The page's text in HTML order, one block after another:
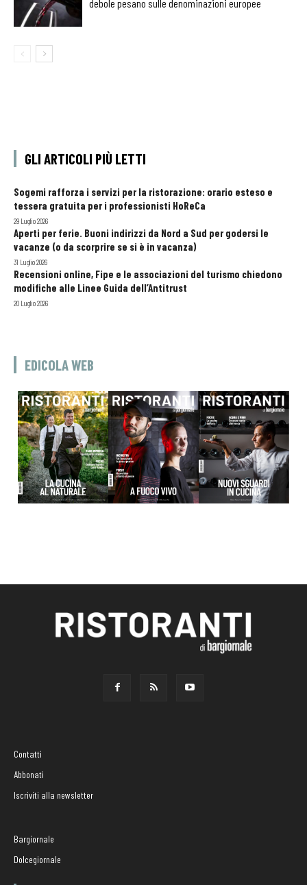
debole pesano sulle denominazioni europee
GLI ARTICOLI PIÙ LETTI
Sogemi rafforza i servizi per la ristorazione: orario esteso e
tessera gratuita per i professionisti HoReCa
29 Luglio 2026
Aperti per ferie. Buoni indirizzi da Nord a Sud per godersi le
vacanze (o da scorprire se si è in vacanza)
31 Luglio 2026
Recensioni online, Fipe e le associazioni del turismo chiedono
modifiche alle Linee Guida dell’Antitrust
20 Luglio 2026
EDICOLA WEB
Contatti
Abbonati
Iscriviti alla newsletter
Bargiornale
Dolcegiornale